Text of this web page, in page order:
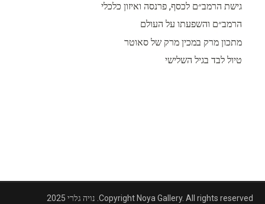
גישת הרמב״ם לכסף, פרנסה ואיזון כלכלי
הרמב״ם והשפעתו על העולם
מתכון מרק במכין מרק של סאוטר
טיול לבד בגיל השלישי
Copyright Noya Gallery. All rights reserved. נויה גלרי 2025